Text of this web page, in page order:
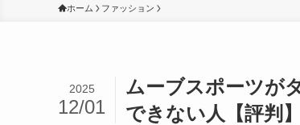
ホーム ファッション
ムーブスポーツが
できない人【評判】
2025
12/01